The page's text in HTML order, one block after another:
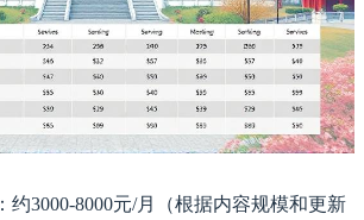
：约3000-8000元/月（根据内容规模和更新